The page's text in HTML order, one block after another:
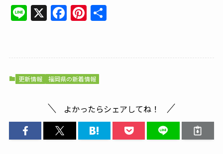
Line
X Facebook
Pinterest
共
更新情報 福岡県の新着情報
よかったらシェアしてね！